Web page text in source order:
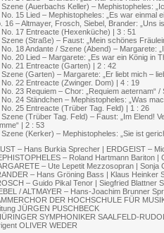
Szene (Auerbachs Keller) – Mephistopheles:
No. 15 Lied – Mephistopheles: „Es war einmal
16 – Altmayer, Frosch, Siebel, Brander: „Uns
No. 17 Entreacte (Hexenküche) | 3 : 51
Szene (Straße) – Faust: „Mein schönes
No. 18 Andante / Szene (Abend) – Margarete:
No. 20 Lied – Margarete: „Es war ein König in
No. 21 Entreacte (Garten) | 2 : 42
Szene (Garten) – Margarete: „Er liebt mich –
No. 22 Entreacte (Zwinger. Dom) | 4 : 19
No. 23 Requiem – Chor: „Requiem aeternam“
No. 24 Ständchen – Mephistopheles: „Was
No. 25 Entreacte (Trüber Tag. Feld) | 1 : 26
Szene (Trüber Tag. Feld) – Faust: „Im Elend!
| 2 : 53
Szene (Kerker) – Mephistopheles: „Sie ist
– Hans Burkia Sprecher | ERDGEIST –
– Roland Hartmann Bariton |
– Ute Lepetit Mezzosopran | Sonja
– Hans Gröning Bass | Klaus Heinker
– Guido Pikal Tenor | Siegfried Blattner
/ ALTMAYER – Hans-Joachim Brunner
DER HOCHSCHULE FÜR
JÜRGEN PUSCHBECK
SYMPHONIKER SAALFELD-
OLIVER WEDER